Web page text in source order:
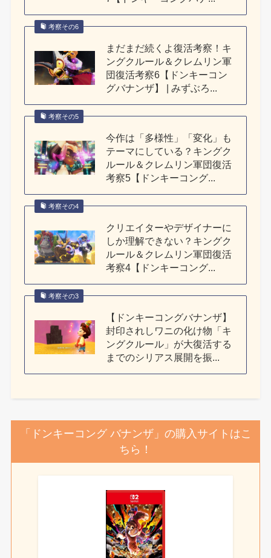
考察その6
まだまだ続くよ復活考察！キ
ングクルール＆クレムリン軍
団復活考察6【ドンキーコン
グバナンザ】 | みずぶろ...
考察その5
今作は「多様性」「変化」も
テーマにしている？キングク
ルール＆クレムリン軍団復活
考察5【ドンキーコング...
考察その4
クリエイターやデザイナーに
しか理解できない？キングク
ルール＆クレムリン軍団復活
考察4【ドンキーコング...
考察その3
【ドンキーコングバナンザ】
封印されしワニの化け物「キ
ングクルール」が大復活する
までのシリアス展開を振...
「ドンキーコング バナンザ」の購入サイトはこ
ちら！